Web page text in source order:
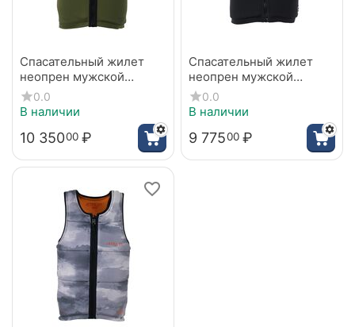
Спасательный жилет
неопрен мужской
Jetpilot MAX MILDE FE
Neo green S23
0.0
В наличии
10 35000 ₽
Спасательный жилет
неопрен мужской
Jetpilot RAPH RECON
NEO VEST BLACK
0.0
В наличии
9 77500 ₽